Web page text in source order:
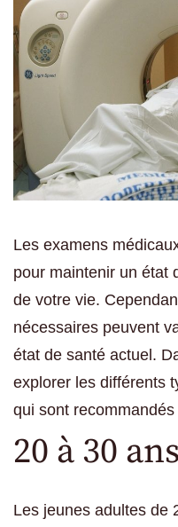
Les examens
pour maintenir un état
de votre vie.
nécessaires peuvent
état de santé actuel.
explorer les différents
qui sont
20 à 30 ans
Les jeunes adultes de